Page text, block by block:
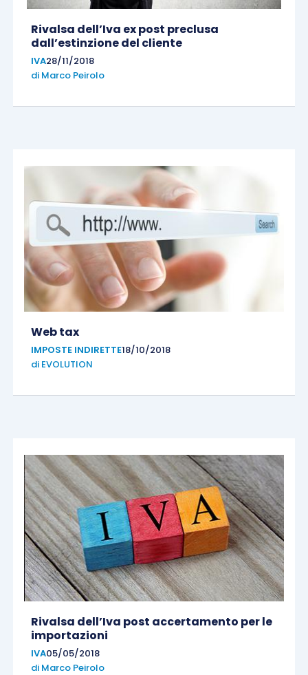
Rivalsa dell’Iva ex post preclusa
dall’estinzione del cliente
IVA28/11/2018
di Marco Peirolo
Web tax
IMPOSTE INDIRETTE18/10/2018
di EVOLUTION
Rivalsa dell’Iva post accertamento per le
importazioni
IVA05/05/2018
di Marco Peirolo